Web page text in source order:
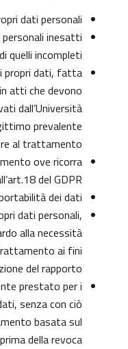
dati personali;
inesatti
quelli incompleti;
propri dati, fatta
atti che devono
dall’Università
prevalente
al trattamento;
ove ricorra
del GDPR;
dei dati;
dati personali,
alla necessità
ai fini
del rapporto;
prestato per i
senza con ciò
basata sul
della revoca.